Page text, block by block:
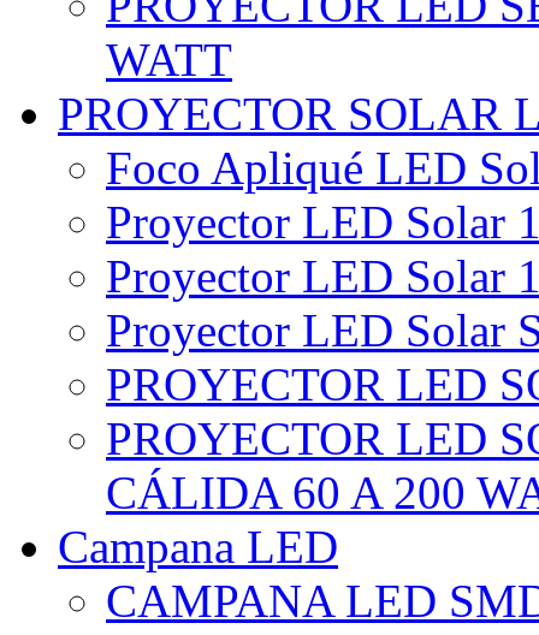
WATT
PROYECTOR SOLAR
Foco Apliqué LED
Proyector LED Solar
Proyector LED Solar
Proyector LED Solar
PROYECTOR LED
PROYECTOR LED
CÁLIDA 60 A 200
Campana LED
CAMPANA LED